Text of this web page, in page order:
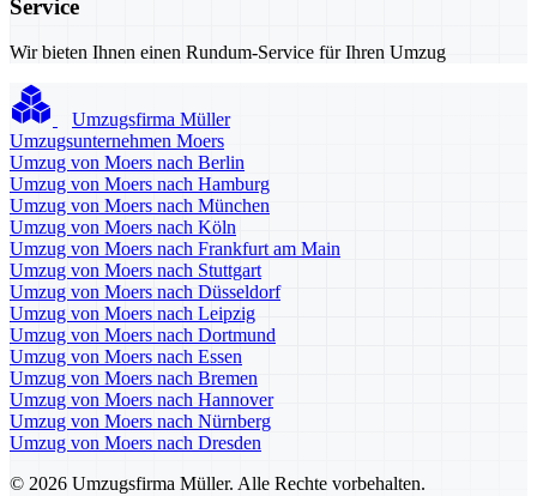
Service
Wir bieten Ihnen einen Rundum-Service für Ihren Umzug
Umzugsfirma Müller
Umzugsunternehmen Moers
Umzug von Moers nach Berlin
Umzug von Moers nach Hamburg
Umzug von Moers nach München
Umzug von Moers nach Köln
Umzug von Moers nach Frankfurt am Main
Umzug von Moers nach Stuttgart
Umzug von Moers nach Düsseldorf
Umzug von Moers nach Leipzig
Umzug von Moers nach Dortmund
Umzug von Moers nach Essen
Umzug von Moers nach Bremen
Umzug von Moers nach Hannover
Umzug von Moers nach Nürnberg
Umzug von Moers nach Dresden
© 2026 Umzugsfirma Müller. Alle Rechte vorbehalten.